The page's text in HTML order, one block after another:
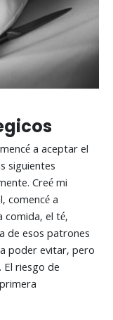
a aceptar el
siguientes
Creé mi
comencé a
el té,
de esos patrones
poder evitar, pero
riesgo de